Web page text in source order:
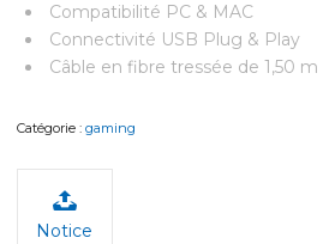
Compatibilité PC & MAC
Connectivité USB Plug & Play
Câble en fibre tressée de 1,50 m
Catégorie : gaming
Notice